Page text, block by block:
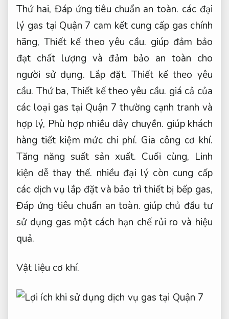
Thứ hai, Đáp ứng tiêu chuẩn an toàn. các đại
lý gas tại Quận 7 cam kết cung cấp gas chính
hãng,Thiết kế theo yêu cầu. giúp đảm bảo
đạt chất lượng và đảm bảo an toàn cho
người sử dụng. Lắp đặt. Thiết kế theo yêu
cầu. Thứ ba,Thiết kế theo yêu cầu. giá cả của
các loại gas tại Quận 7 thường cạnh tranh và
hợp lý, Phù hợp nhiều dây chuyền. giúp khách
hàng tiết kiệm mức chi phí. Gia công cơ khí.
Tăng năng suất sản xuất. Cuối cùng, Linh
kiện dễ thay thế. nhiều đại lý còn cung cấp
các dịch vụ lắp đặt và bảo trì thiết bị bếp gas,
Đáp ứng tiêu chuẩn an toàn. giúp chủ đầu tư
sử dụng gas một cách hạn chế rủi ro và hiệu
quả.
Vật liệu cơ khí.